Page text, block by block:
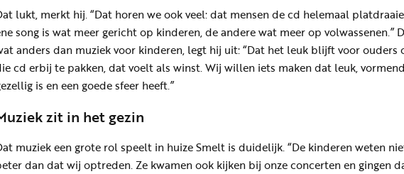
lukt, merkt hij. “Dat horen we ook veel: dat mensen de cd helemaal
song is wat meer gericht op kinderen, de andere wat meer op volwassenen.”
anders dan muziek voor kinderen, legt hij uit: “Dat het leuk blijft voor ouders
cd erbij te pakken, dat voelt als winst. Wij willen iets maken dat leuk,
is en een goede sfeer heeft.”
zit in het gezin
muziek een grote rol speelt in huize Smelt is duidelijk. “De kinderen weten
dan dat wij optreden. Ze kwamen ook kijken bij onze concerten en gingen